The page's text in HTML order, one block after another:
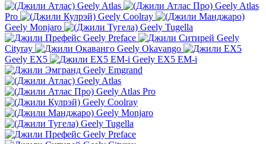
Geely Atlas
Geely Atlas
Pro
Geely Coolray
Geely Monjaro
Geely Tugella
Geely Preface
Geely
Cityray
Geely Okavango
Geely EX5
Geely EX5 EM-i
Geely Emgrand
Geely Atlas
Geely Atlas Pro
Geely Coolray
Geely Monjaro
Geely Tugella
Geely Preface